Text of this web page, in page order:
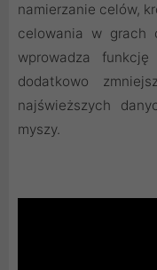
namierzanie celów,
celowania w grach
wprowadza
dodatkowo
najświeższych
myszy.